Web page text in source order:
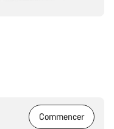
Commencer